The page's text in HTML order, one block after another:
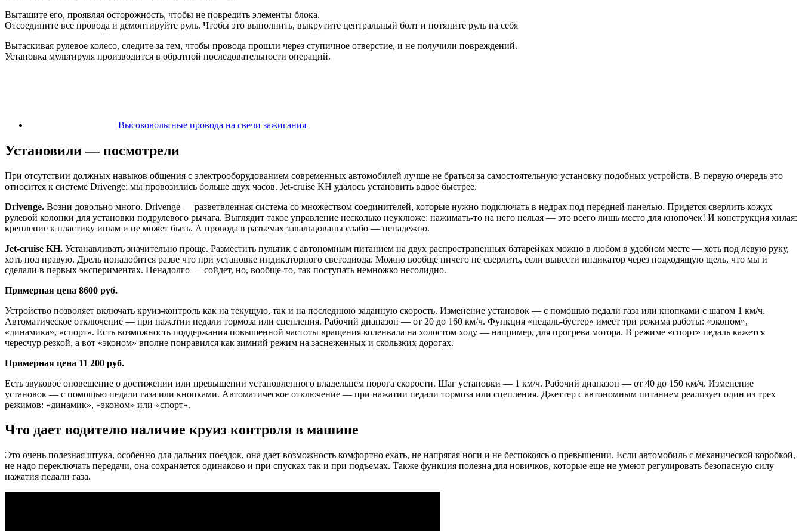
Вытащите его, проявляя осторожность, чтобы не повредить элементы блока.
Отсоедините все провода и демонтируйте руль. Чтобы это выполнить, выкрутите центральный болт и потяните руль на себя
Вытаскивая рулевое колесо, следите за тем, чтобы провода прошли через ступичное отверстие, и не получили повреждений.
Установка мультируля производится в обратной последовательности операций.
Высоковольтные провода на свечи зажигания
Установили — посмотрели
При отсутствии должных навыков общения с электрооборудованием современных автомобилей лучше не браться за самостоятельную установку подобных устройств. В первую очередь это
относится к системе Drivenge: мы провозились больше двух часов. Jet-cruise KH удалось установить вдвое быстрее.
Drivenge. Возни довольно много. Drivenge — разветвленная система со множеством соединителей, которые нужно подключать в недрах под передней панелью. Придется сверлить кожух
рулевой колонки для установки подрулевого рычага. Выглядит такое управление несколько неуклюже: нажимать-то на него нельзя — это всего лишь место для кнопочек! И конструкция хилая:
крепление к пластику иным и не может быть. А провода в разъемах завальцованы слабо — ненадежно.
Jet-cruise KH. Устанавливать значительно проще. Разместить пультик с автономным питанием на двух распространенных батарейках можно в любом в удобном месте — хоть под левую руку,
хоть под правую. Дрель понадобится разве что при установке индикаторного светодиода. Можно вообще ничего не сверлить, если вывести индикатор через подходящую щель, что мы и
сделали в первых экспериментах. Ненадолго — сойдет, но, вообще-то, так поступать немножко несолидно.
Примерная цена 8600 руб.
Устройство позволяет включать круиз-контроль как на текущую, так и на последнюю заданную скорость. Изменение установок — с помощью педали газа или кнопками с шагом 1 км/ч.
Автоматическое отключение — при нажатии педали тормоза или сцепления. Рабочий диапазон — от 20 до 160 км/ч. Функция «педаль-бустер» имеет три режима работы: «эконом»,
«динамика», «спорт». Есть возможность поддержания повышенной частоты вращения коленвала на холостом ходу — например, для прогрева мотора. В режиме «спорт» педаль кажется
чересчур резкой, а вот «эконом» вполне понравился как зимний режим на заснеженных и скользких дорогах.
Примерная цена 11 200 руб.
Есть звуковое оповещение о достижении или превышении установленного владельцем порога скорости. Шаг установки — 1 км/ч. Рабочий диапа­зон — от 40 до 150 км/ч. Изменение
установок — с помощью педали газа или кнопками. Автоматическое отключение — при нажатии педали тормоза или сцепления. Джеттер с автономным питанием реализует один из трех
режимов: «динамик», ­«эконом» или «спорт».
Что дает водителю наличие круиз контроля в машине
Это очень полезная штука, особенно для дальних поездок, она дает возможность комфортно ехать, не напрягая ноги и не беспокоясь о превышении. Если автомобиль с механической коробкой,
не надо переключать передачи, она сохраняется одинаково и при спусках так и при подъемах. Также функция полезна для новичков, которые еще не умеют регулировать безопасную силу
нажатия педали газа.